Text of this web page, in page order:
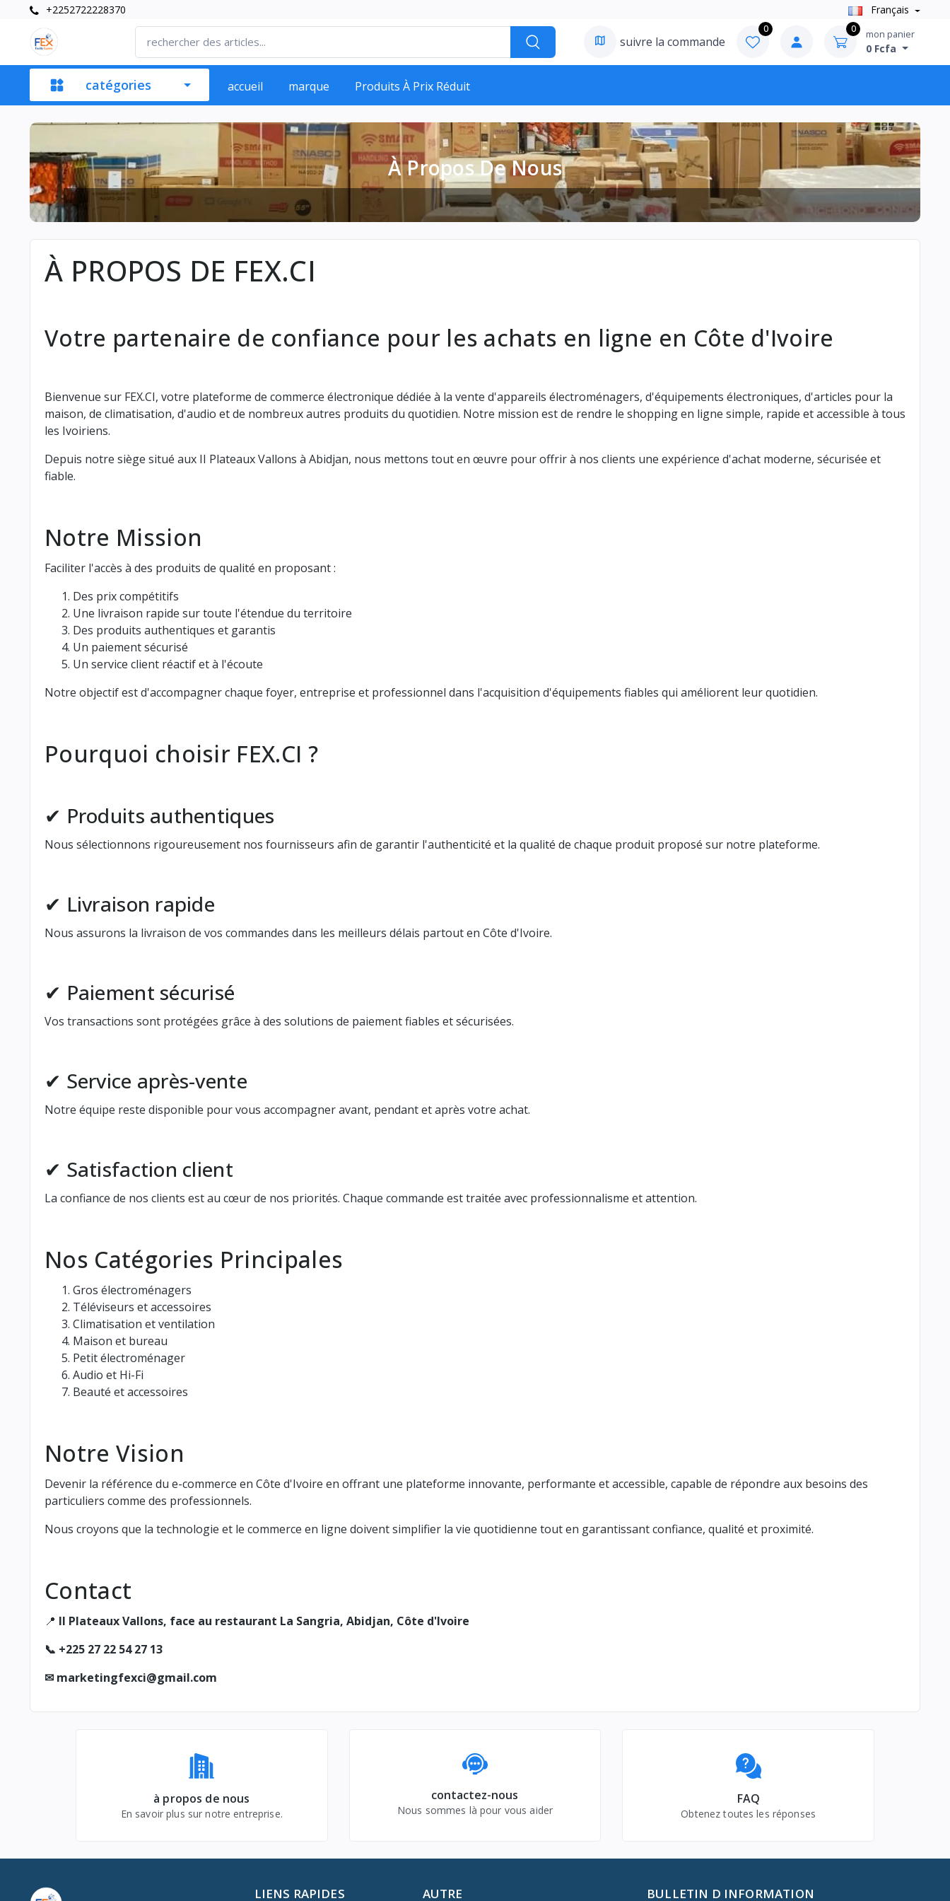
+2252722228370 Français
suivre la commande
0 0 mon panier
0 Fcfa
catégories accueil marque Produits À Prix Réduit
À Propos De Nous
À PROPOS DE FEX.CI
Votre partenaire de confiance pour les achats en ligne en Côte d'Ivoire
Bienvenue sur FEX.CI, votre plateforme de commerce électronique dédiée à la vente d'appareils électroménagers, d'équipements électroniques, d'articles pour la
maison, de climatisation, d'audio et de nombreux autres produits du quotidien. Notre mission est de rendre le shopping en ligne simple, rapide et accessible à tous
les Ivoiriens.
Depuis notre siège situé aux II Plateaux Vallons à Abidjan, nous mettons tout en œuvre pour offrir à nos clients une expérience d'achat moderne, sécurisée et
fiable.
Notre Mission
Faciliter l'accès à des produits de qualité en proposant :
Des prix compétitifs
Une livraison rapide sur toute l'étendue du territoire
Des produits authentiques et garantis
Un paiement sécurisé
Un service client réactif et à l'écoute
Notre objectif est d'accompagner chaque foyer, entreprise et professionnel dans l'acquisition d'équipements fiables qui améliorent leur quotidien.
Pourquoi choisir FEX.CI ?
✔ Produits authentiques
Nous sélectionnons rigoureusement nos fournisseurs afin de garantir l'authenticité et la qualité de chaque produit proposé sur notre plateforme.
✔ Livraison rapide
Nous assurons la livraison de vos commandes dans les meilleurs délais partout en Côte d'Ivoire.
✔ Paiement sécurisé
Vos transactions sont protégées grâce à des solutions de paiement fiables et sécurisées.
✔ Service après-vente
Notre équipe reste disponible pour vous accompagner avant, pendant et après votre achat.
✔ Satisfaction client
La confiance de nos clients est au cœur de nos priorités. Chaque commande est traitée avec professionnalisme et attention.
Nos Catégories Principales
Gros électroménagers
Téléviseurs et accessoires
Climatisation et ventilation
Maison et bureau
Petit électroménager
Audio et Hi-Fi
Beauté et accessoires
Notre Vision
Devenir la référence du e-commerce en Côte d'Ivoire en offrant une plateforme innovante, performante et accessible, capable de répondre aux besoins des
particuliers comme des professionnels.
Nous croyons que la technologie et le commerce en ligne doivent simplifier la vie quotidienne tout en garantissant confiance, qualité et proximité.
Contact
📍 II Plateaux Vallons, face au restaurant La Sangria, Abidjan, Côte d'Ivoire
📞 +225 27 22 54 27 13
✉ marketingfexci@gmail.com
à propos de nous
En savoir plus sur notre entreprise.
contactez-nous
Nous sommes là pour vous aider
FAQ
Obtenez toutes les réponses
LIENS RAPIDES AUTRE BULLETIN D INFORMATION